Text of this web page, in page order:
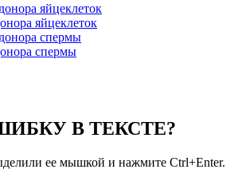
яйцеклеток
яйцеклеток
спермы
спермы
В ТЕКСТЕ?
ее мышкой и нажмите Ctrl+Enter.